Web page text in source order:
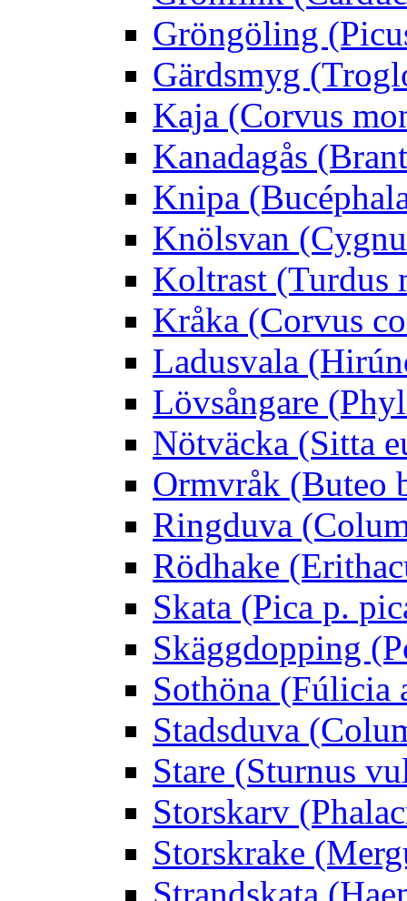
Gröngöling
Gärdsmyg
Kaja (Corvus
Kanadagås
Knipa
Knölsvan
Koltrast (Turdus
Kråka (Corvus
Ladusvala
Lövsångare
Nötväcka (Sitta
Ormvråk (Buteo
Ringduva
Rödhake
Skata (Pica p.
Skäggdopping
Sothöna (Fúlicia
Stadsduva
Stare (Sturnus
Storskarv
Storskrake
Strandskata